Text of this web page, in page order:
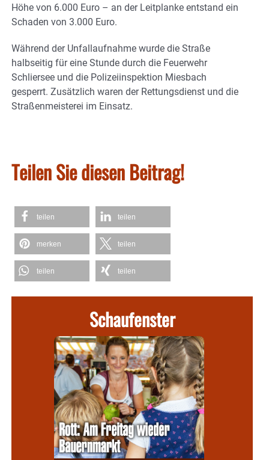
Höhe von 6.000 Euro – an der Leitplanke entstand ein
Schaden von 3.000 Euro.
Während der Unfallaufnahme wurde die Straße
halbseitig für eine Stunde durch die Feuerwehr
Schliersee und die Polizeiinspektion Miesbach
gesperrt. Zusätzlich waren der Rettungsdienst und die
Straßenmeisterei im Einsatz.
Teilen Sie diesen Beitrag!
teilen teilen
merken teilen
teilen teilen
Schaufenster